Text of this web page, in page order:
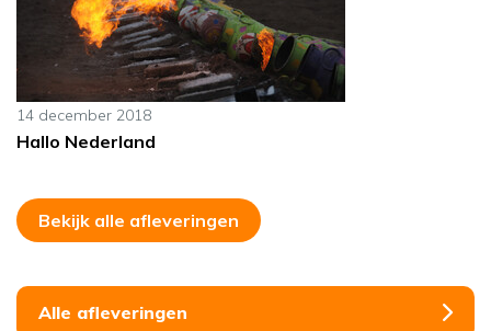
14 december 2018
Hallo Nederland
Bekijk alle afleveringen
Alle afleveringen